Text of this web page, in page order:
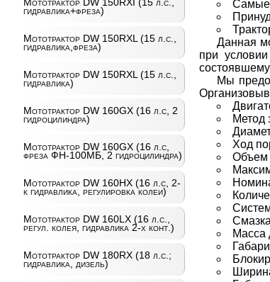
гидравлика+фреза)
Мототрактор DW 150RXL (15 л.с.,
гидравлика,фреза)
Мототрактор DW 150RXL (15 л.с.,
гидравлика)
Мототрактор DW 160GX (16 л.с, 2
гидроцилиндра)
Мототрактор DW 160GX (16 л.с,
фреза ФН-100МБ, 2 гидроцилиндра)
Мототрактор DW 160HX (16 л.с, 2-
к гидравлика, регулировка колеи)
Мототрактор DW 160LX (16 л.с.,
регул. колея, гидравлика 2-х конт.)
Мототрактор DW 180RX (18 л.с.;
гидравлика, дизель)
Самые
Данная
при
Мы
Метод
Ход
Объем
Масса